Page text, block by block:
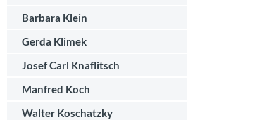
Barbara Klein
Gerda Klimek
Josef Carl Knaflitsch
Manfred Koch
Walter Koschatzky